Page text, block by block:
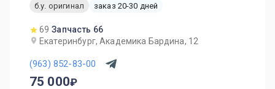
б.у. оригинал
заказ 20-30 дней
69 Запчасть 66
Екатеринбург, Академика Бардина, 12
(963) 852-83-00
75 000